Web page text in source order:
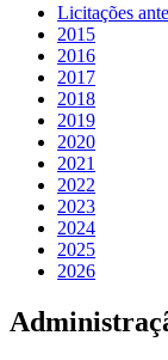
Licitações
2015
2016
2017
2018
2019
2020
2021
2022
2023
2024
2025
2026